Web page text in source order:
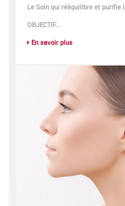
Le Soin qui rééquilibre et purifie
OBJECTIF...
En savoir plus